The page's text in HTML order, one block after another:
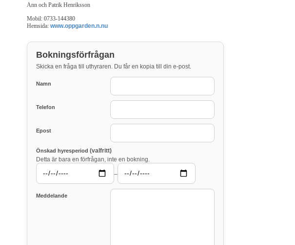
Ann och Patrik Henriksson
Mobil: 0733-144380
Hemsida: www.oppgarden.n.nu
Bokningsförfrågan
Skicka en fråga till uthyraren. Du får en kopia till din e-post.
Namn
Telefon
Epost
Önskad hyresperiod (valfritt)
Detta är bara en förfrågan, inte en bokning.
–
Meddelande